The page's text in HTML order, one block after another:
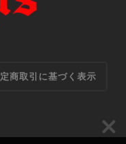
商取引に基づく表示